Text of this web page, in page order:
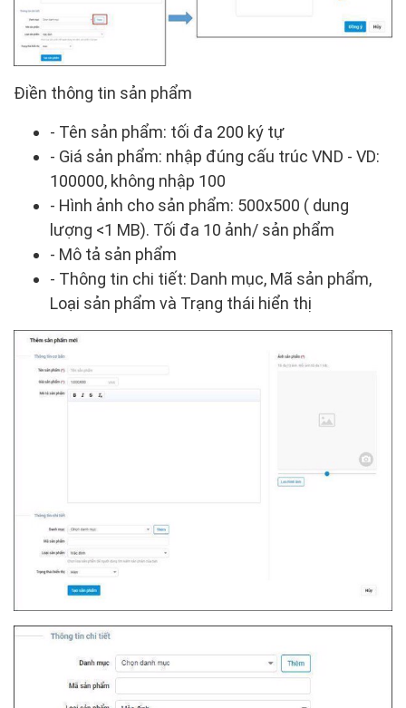
Điền thông tin sản phẩm
- Tên sản phẩm: tối đa 200 ký tự
- Giá sản phẩm: nhập đúng cấu trúc VND - VD:
100000, không nhập 100
- Hình ảnh cho sản phẩm: 500x500 ( dung
lượng <1 MB). Tối đa 10 ảnh/ sản phẩm
- Mô tả sản phẩm
- Thông tin chi tiết: Danh mục, Mã sản phẩm,
Loại sản phẩm và Trạng thái hiển thị